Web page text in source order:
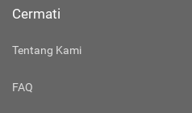
Cermati
Tentang Kami
FAQ